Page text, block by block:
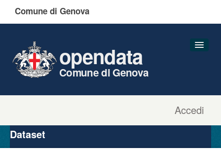
Comune di Genova
Accedi
opendata
Comune di Genova
Organizzazioni
Gruppi
Dataset